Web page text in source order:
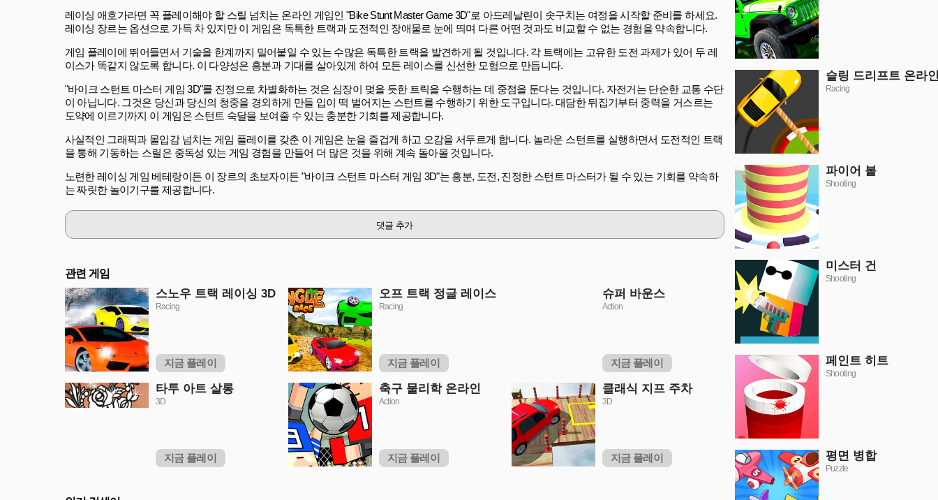
레이싱 애호가라면 꼭 플레이해야 할 스릴 넘치는 온라인 게임인 "Bike Stunt Master Game 3D"로 아드레날린이 솟구치는 여정을 시작할 준비를 하세요.
레이싱 장르는 옵션으로 가득 차 있지만 이 게임은 독특한 트랙과 도전적인 장애물로 눈에 띄며 다른 어떤 것과도 비교할 수 없는 경험을 약속합니다.
게임 플레이에 뛰어들면서 기술을 한계까지 밀어붙일 수 있는 수많은 독특한 트랙을 발견하게 될 것입니다. 각 트랙에는 고유한 도전 과제가 있어 두 레
이스가 똑같지 않도록 합니다. 이 다양성은 흥분과 기대를 살아있게 하여 모든 레이스를 신선한 모험으로 만듭니다.
"바이크 스턴트 마스터 게임 3D"를 진정으로 차별화하는 것은 심장이 멎을 듯한 트릭을 수행하는 데 중점을 둔다는 것입니다. 자전거는 단순한 교통 수단
이 아닙니다. 그것은 당신과 당신의 청중을 경외하게 만들 입이 떡 벌어지는 스턴트를 수행하기 위한 도구입니다. 대담한 뒤집기부터 중력을 거스르는
도약에 이르기까지 이 게임은 스턴트 숙달을 보여줄 수 있는 충분한 기회를 제공합니다.
사실적인 그래픽과 몰입감 넘치는 게임 플레이를 갖춘 이 게임은 눈을 즐겁게 하고 오감을 서두르게 합니다. 놀라운 스턴트를 실행하면서 도전적인 트랙
을 통해 기동하는 스릴은 중독성 있는 게임 경험을 만들어 더 많은 것을 위해 계속 돌아올 것입니다.
노련한 레이싱 게임 베테랑이든 이 장르의 초보자이든 "바이크 스턴트 마스터 게임 3D"는 흥분, 도전, 진정한 스턴트 마스터가 될 수 있는 기회를 약속하
는 짜릿한 놀이기구를 제공합니다.
댓글 추가
관련 게임
스노우 트랙 레이싱 3D
Racing
지금 플레이
오프 트랙 정글 레이스
Racing
지금 플레이
슈퍼 바운스
Action
지금 플레이
타투 아트 살롱
3D
지금 플레이
축구 물리학 온라인
Action
지금 플레이
클래식 지프 주차
3D
지금 플레이
슬링 드리프트 온라
Racing
파이어 볼
Shooting
미스터 건
Shooting
페인트 히트
Shooting
평면 병합
Puzzle